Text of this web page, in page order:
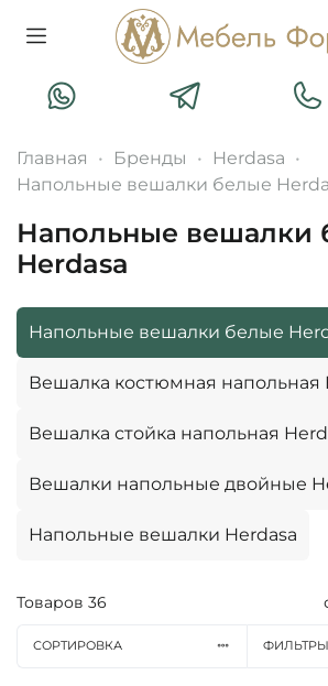
Главная Бренды
Herdasa
Напольные вешалки белые
Напольные вешалки
Herdasa
Напольные вешалки белые
Вешалка костюмная напольная
Вешалка стойка напольная
Вешалки напольные двойные
Напольные вешалки Herdasa
Товаров 36
СОРТИРОВКА ФИЛЬТРЫ